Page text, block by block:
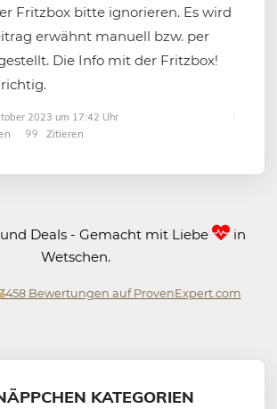
Fritzbox bitte ignorieren. Es wird
erwähnt manuell bzw. per
Die Info mit der Fritzbox!
2023 um 17:42 Uhr
Zitieren
Deals - Gemacht mit Liebe
in
Wetschen.
Bewertungen auf ProvenExpert.com
KATEGORIEN